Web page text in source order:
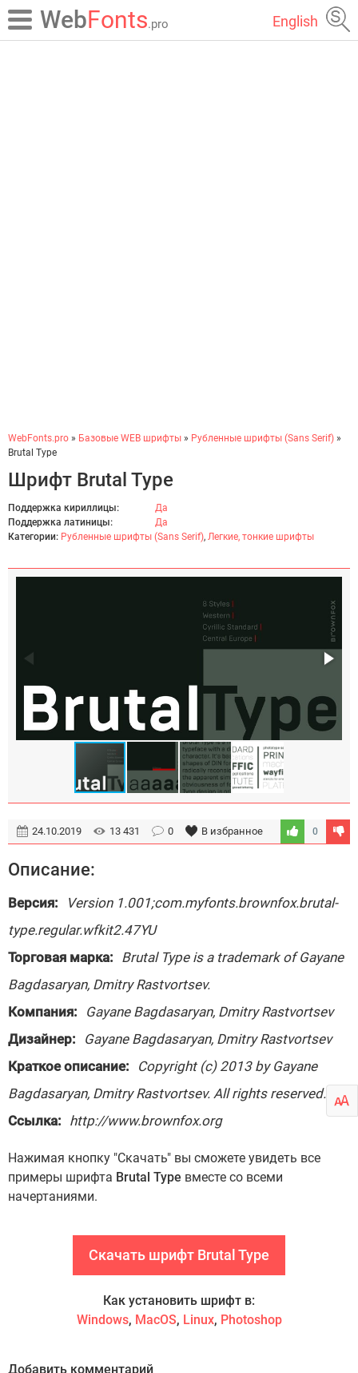
WebFonts.pro English
WebFonts.pro » Базовые WEB шрифты » Рубленные шрифты (Sans Serif) »
Brutal Type
Шрифт Brutal Type
Поддержка кириллицы:
Да
Поддержка латиницы:
Да
Категории: Рубленные шрифты (Sans Serif), Легкие, тонкие шрифты
24.10.2019 13 431 0 В избранное 0
Описание:
Версия:
Version 1.001;com.myfonts.brownfox.brutal-
type.regular.wfkit2.47YU
Торговая марка: Brutal Type is a trademark of Gayane
Bagdasaryan, Dmitry Rastvortsev.
Компания:
Gayane Bagdasaryan, Dmitry Rastvortsev
Дизайнер:
Gayane Bagdasaryan, Dmitry Rastvortsev
Краткое описание:
Copyright (c) 2013 by Gayane
Bagdasaryan, Dmitry Rastvortsev. All rights reserved.
Ссылка: http://www.brownfox.org
Нажимая кнопку "Скачать" вы сможете увидеть все
примеры шрифта Brutal Type вместе со всеми
начертаниями.
Скачать шрифт Brutal Type
Как установить шрифт в:
Windows, MacOS, Linux, Photoshop
Добавить комментарий